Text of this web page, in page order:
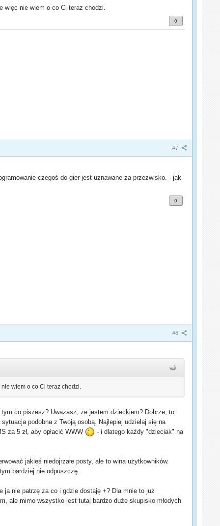
więc nie wiem o co Ci teraz chodzi.
0
#7
czegoś do gier jest uznawane za przezwisko. - jak
0
#8
wiem o co Ci teraz chodzi.
co piszesz? Uważasz, że jestem dzieckiem? Dobrze, to
podobna z Twoją osobą. Najlepiej udzielaj się na
za 5 zł, aby opłacić WWW
- i dlatego każdy "dzieciak" na
jakieś niedojrzałe posty, ale to wina użytkowników.
bardziej nie odpuszczę.
ja nie patrzę za co i gdzie dostaję +? Dla mnie to już
ale mimo wszystko jest tutaj bardzo duże skupisko młodych